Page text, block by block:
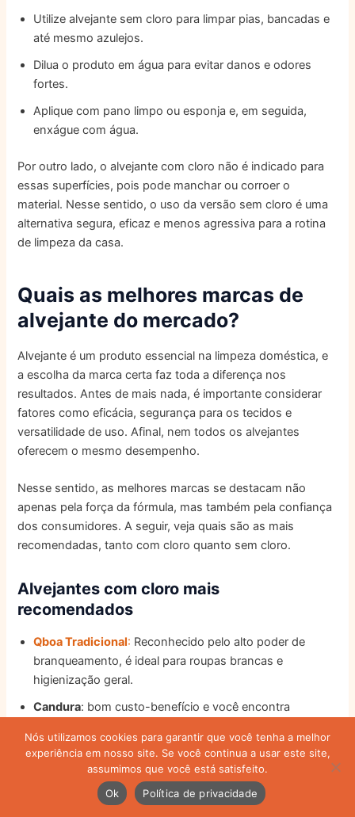
Utilize alvejante sem cloro para limpar pias, bancadas e
até mesmo azulejos.
Dilua o produto em água para evitar danos e odores
fortes.
Aplique com pano limpo ou esponja e, em seguida,
enxágue com água.
Por outro lado, o alvejante com cloro não é indicado para
essas superfícies, pois pode manchar ou corroer o
material. Nesse sentido, o uso da versão sem cloro é uma
alternativa segura, eficaz e menos agressiva para a rotina
de limpeza da casa.
Quais as melhores marcas de
alvejante do mercado?
Alvejante é um produto essencial na limpeza doméstica, e
a escolha da marca certa faz toda a diferença nos
resultados. Antes de mais nada, é importante considerar
fatores como eficácia, segurança para os tecidos e
versatilidade de uso. Afinal, nem todos os alvejantes
oferecem o mesmo desempenho.
Nesse sentido, as melhores marcas se destacam não
apenas pela força da fórmula, mas também pela confiança
dos consumidores. A seguir, veja quais são as mais
recomendadas, tanto com cloro quanto sem cloro.
Alvejantes com cloro mais
recomendados
Qboa Tradicional: Reconhecido pelo alto poder de
branqueamento, é ideal para roupas brancas e
higienização geral.
Candura: bom custo-benefício e você encontra
Dragão: Embora menos popular, oferece desempenho
eficiente na remoção de manchas difíceis.
Em primeiro lugar, esses produtos se destacam pela
Nós utilizamos cookies para garantir que você tenha a melhor
experiência em nosso site. Se você continua a usar este site,
assumimos que você está satisfeito.
Ok
Política de privacidade